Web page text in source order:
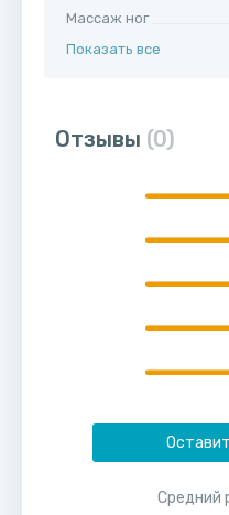
Массаж ног
Показать все
Отзывы (0)
Средний